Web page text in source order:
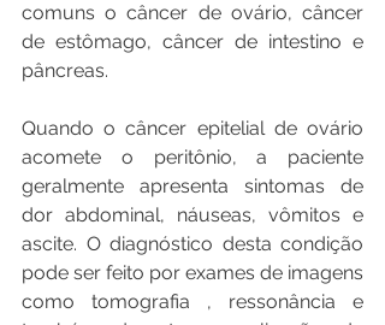
comuns o câncer de ovário, câncer
de estômago, câncer de intestino e
pâncreas.
Quando o câncer epitelial de ovário
acomete o peritônio, a paciente
geralmente apresenta sintomas de
dor abdominal, náuseas, vômitos e
ascite. O diagnóstico desta condição
pode ser feito por exames de imagens
como tomografia , ressonância e